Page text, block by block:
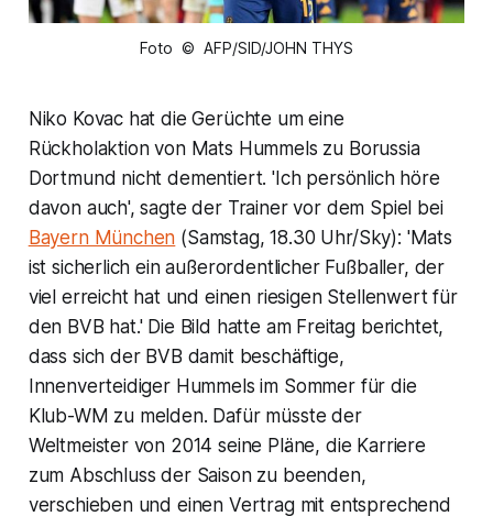
Foto © AFP/SID/JOHN THYS
Niko Kovac hat die Gerüchte um eine
Rückholaktion von Mats Hummels zu Borussia
Dortmund nicht dementiert. 'Ich persönlich höre
davon auch', sagte der Trainer vor dem Spiel bei
Bayern München (Samstag, 18.30 Uhr/Sky): 'Mats
ist sicherlich ein außerordentlicher Fußballer, der
viel erreicht hat und einen riesigen Stellenwert für
den BVB hat.' Die Bild hatte am Freitag berichtet,
dass sich der BVB damit beschäftige,
Innenverteidiger Hummels im Sommer für die
Klub-WM zu melden. Dafür müsste der
Weltmeister von 2014 seine Pläne, die Karriere
zum Abschluss der Saison zu beenden,
verschieben und einen Vertrag mit entsprechend